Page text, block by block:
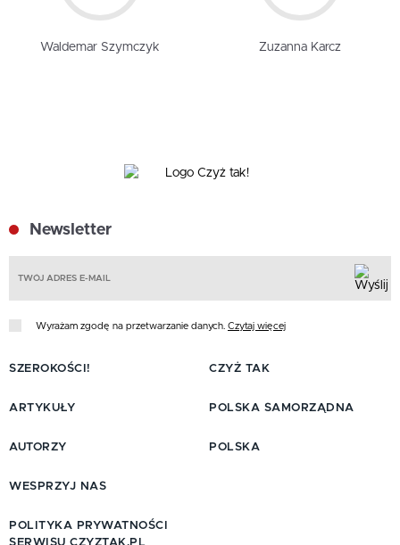
Waldemar Szymczyk Zuzanna Karcz
Newsletter
Wyrażam zgodę na przetwarzanie danych. Czytaj więcej
SZEROKOŚCI!
ARTYKUŁY
AUTORZY
CZYŻ TAK
POLSKA SAMORZĄDNA
POLSKA
WESPRZYJ NAS
POLITYKA PRYWATNOŚCI